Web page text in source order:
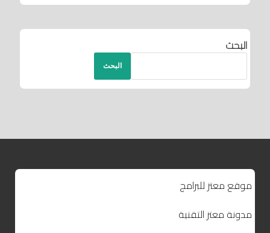
البحث
البحث
موقع معتز للبرامج
مدونة معتز التقنية